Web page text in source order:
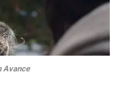
Avance